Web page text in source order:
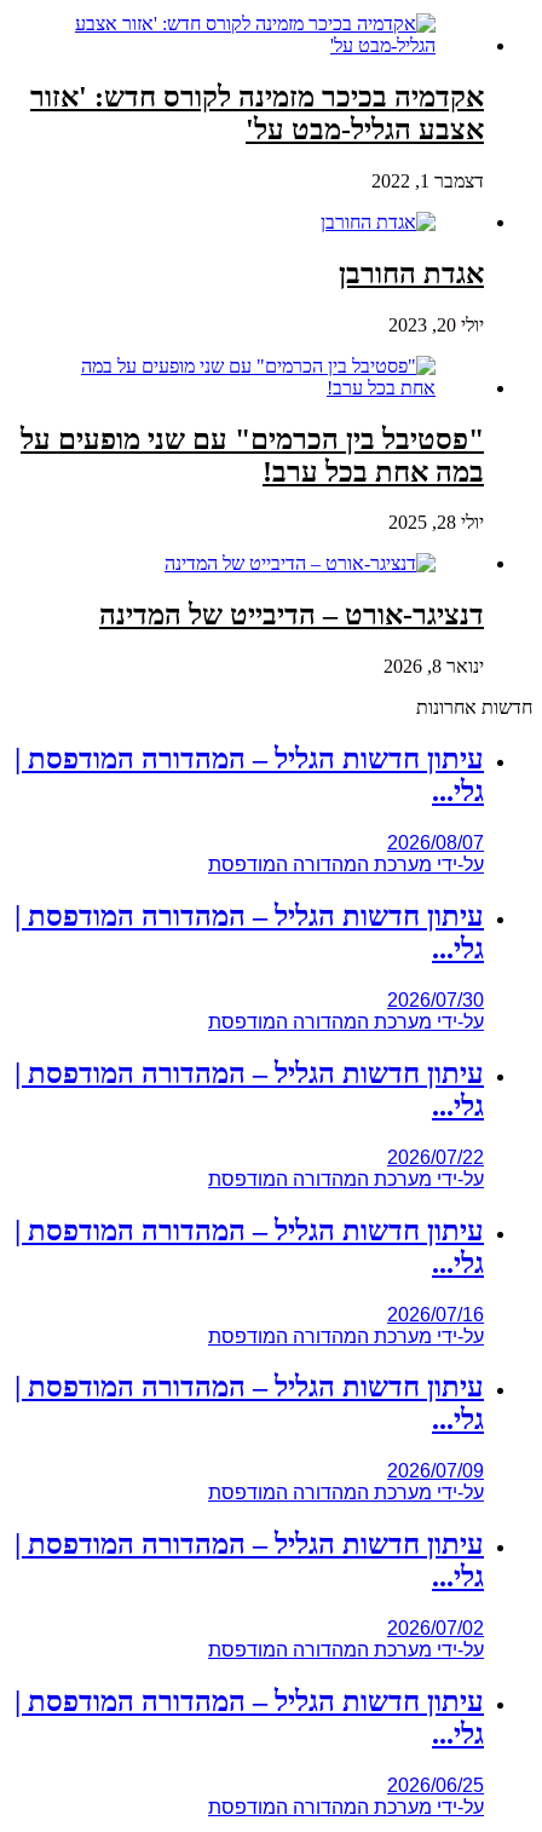
אקדמיה בכיכר מזמינה לקורס חדש: 'אזור
אצבע הגליל-מבט על'
דצמבר 1, 2022
אגדת החורבן
יולי 20, 2023
"פסטיבל בין הכרמים" עם שני מופעים על
במה אחת בכל ערב!
יולי 28, 2025
דנציגר-אורט – הדיבייט של המדינה
ינואר 8, 2026
חדשות אחרונות
עיתון חדשות הגליל – המהדורה המודפסת |
גלי...
2026/08/07
על-ידי מערכת המהדורה המודפסת
עיתון חדשות הגליל – המהדורה המודפסת |
גלי...
2026/07/30
על-ידי מערכת המהדורה המודפסת
עיתון חדשות הגליל – המהדורה המודפסת |
גלי...
2026/07/22
על-ידי מערכת המהדורה המודפסת
עיתון חדשות הגליל – המהדורה המודפסת |
גלי...
2026/07/16
על-ידי מערכת המהדורה המודפסת
עיתון חדשות הגליל – המהדורה המודפסת |
גלי...
2026/07/09
על-ידי מערכת המהדורה המודפסת
עיתון חדשות הגליל – המהדורה המודפסת |
גלי...
2026/07/02
על-ידי מערכת המהדורה המודפסת
עיתון חדשות הגליל – המהדורה המודפסת |
גלי...
2026/06/25
על-ידי מערכת המהדורה המודפסת